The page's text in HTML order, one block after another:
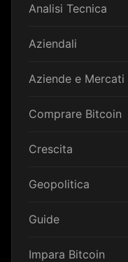
Analisi Tecnica
Aziendali
Aziende e Mercati
Comprare Bitcoin
Crescita
Geopolitica
Guide
Impara Bitcoin